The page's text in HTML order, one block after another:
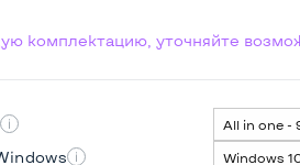
комплектацию, уточняйте